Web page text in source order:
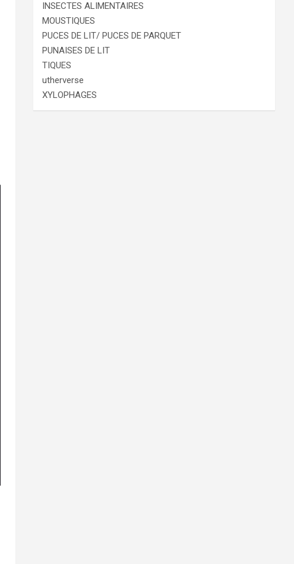
INSECTES ALIMENTAIRES
MOUSTIQUES
PUCES DE LIT/ PUCES DE PARQUET
PUNAISES DE LIT
TIQUES
utherverse
XYLOPHAGES